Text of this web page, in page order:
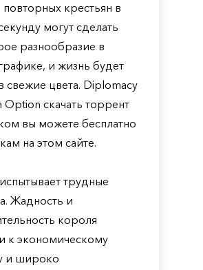
повторных крестьян в
могут сделать
разнообразие в
и жизнь будет
свежие цвета. Diplomacy
Option скачать торрент
вы можете бесплатно
на этом сайте.
трудные
Жадность и
короля
к экономическому
и широко